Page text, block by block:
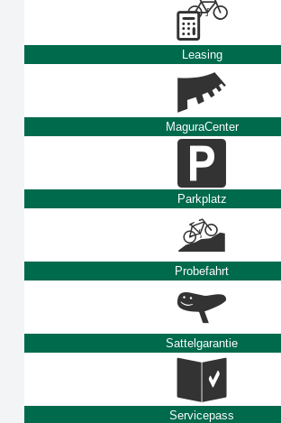
Leasing
MaguraCenter
Parkplatz
Probefahrt
Sattelgarantie
Servicepass